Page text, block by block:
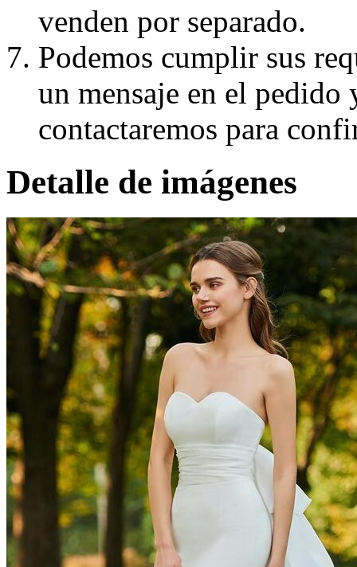
venden por separado.
Podemos cumplir sus
un mensaje en el pedido
contactaremos para
Detalle de imágenes